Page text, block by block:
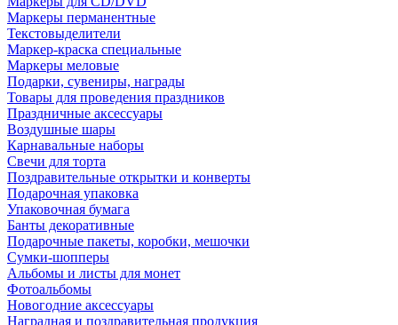
Маркеры перманентные
Текстовыделители
Маркер-краска специальные
Маркеры меловые
Подарки, сувениры, награды
Товары для проведения праздников
Праздничные аксессуары
Воздушные шары
Карнавальные наборы
Свечи для торта
Поздравительные открытки и конверты
Подарочная упаковка
Упаковочная бумага
Банты декоративные
Подарочные пакеты, коробки, мешочки
Сумки-шопперы
Альбомы и листы для монет
Фотоальбомы
Новогодние аксессуары
Наградная и поздравительная продукция